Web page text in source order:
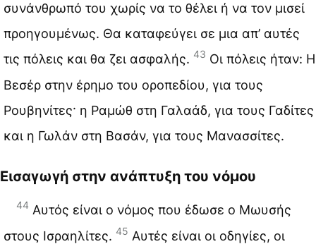
συνάνθρωπό του χωρίς να το θέλει ή να τον μισεί
προηγουμένως. Θα καταφεύγει σε μια απ’ αυτές
τις πόλεις και θα ζει ασφαλής. 43 Οι πόλεις ήταν: Η
Βεσέρ στην έρημο του οροπεδίου, για τους
Ρουβηνίτες· η Ραμώθ στη Γαλαάδ, για τους Γαδίτες
και η Γωλάν στη Βασάν, για τους Μανασσίτες.
Εισαγωγή στην ανάπτυξη του νόμου
44 Αυτός είναι ο νόμος που έδωσε ο Μωυσής
στους Ισραηλίτες. 45 Αυτές είναι οι οδηγίες, οι